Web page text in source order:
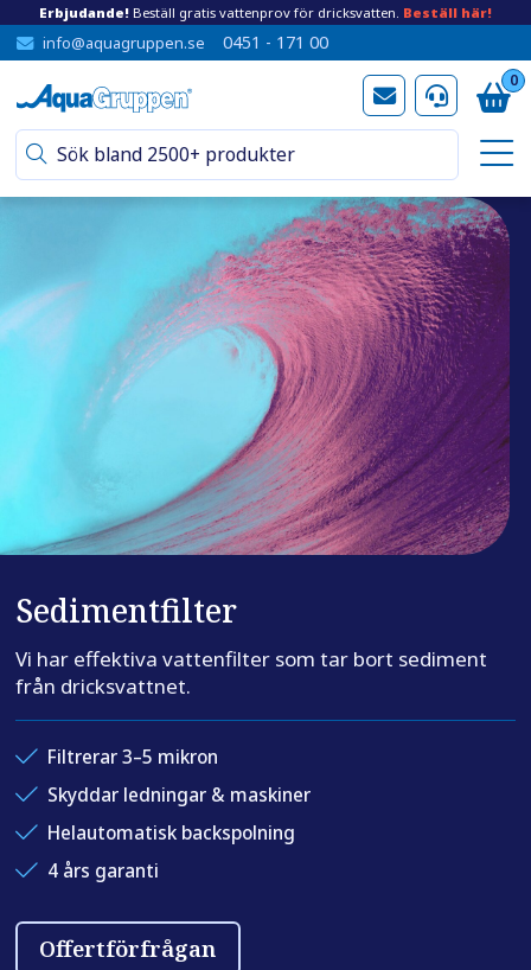
Erbjudande! Beställ gratis vattenprov för dricksvatten. Beställ här!
info@aquagruppen.se 0451 - 171 00
0
Sedimentfilter
Vi har effektiva vattenfilter som tar bort sediment
från dricksvattnet.
Filtrerar 3–5 mikron
Skyddar ledningar & maskiner
Helautomatisk backspolning
4 års garanti
Offertförfrågan